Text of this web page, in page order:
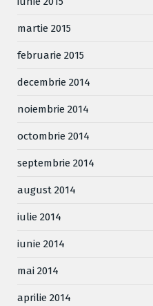
martie 2015
februarie 2015
decembrie 2014
noiembrie 2014
octombrie 2014
septembrie 2014
august 2014
iulie 2014
iunie 2014
mai 2014
aprilie 2014